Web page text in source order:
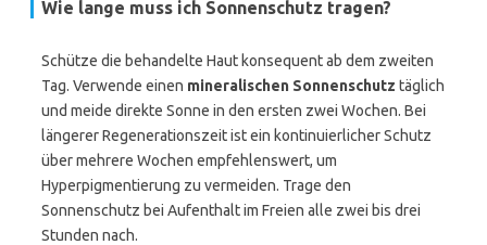
Wie lange muss ich Sonnenschutz tragen?
Schütze die behandelte Haut konsequent ab dem zweiten
Tag. Verwende einen mineralischen Sonnenschutz täglich
und meide direkte Sonne in den ersten zwei Wochen. Bei
längerer Regenerationszeit ist ein kontinuierlicher Schutz
über mehrere Wochen empfehlenswert, um
Hyperpigmentierung zu vermeiden. Trage den
Sonnenschutz bei Aufenthalt im Freien alle zwei bis drei
Stunden nach.